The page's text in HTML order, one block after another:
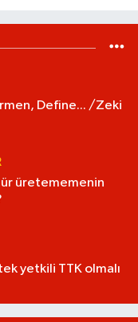
Define... /Zeki
üretememenin
yetkili TTK olmalı